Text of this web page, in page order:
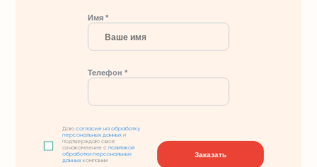
Имя *
Телефон *
Даюсогласие на обработку
персональных данных и
подтверждаю свое
ознакомление сполитикой
обработки персональных
данных компании
Заказать